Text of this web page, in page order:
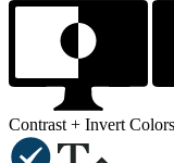
Contrast + Invert Colors